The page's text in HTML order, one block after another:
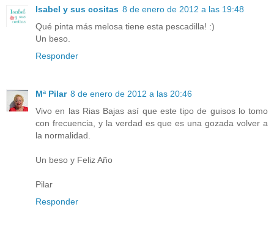
Isabel y sus cositas 8 de enero de 2012 a las 19:48
Qué pinta más melosa tiene esta pescadilla! :)
Un beso.
Responder
Mª Pilar 8 de enero de 2012 a las 20:46
Vivo en las Rias Bajas así que este tipo de guisos lo tomo
con frecuencia, y la verdad es que es una gozada volver a
la normalidad.
Un beso y Feliz Año
Pilar
Responder